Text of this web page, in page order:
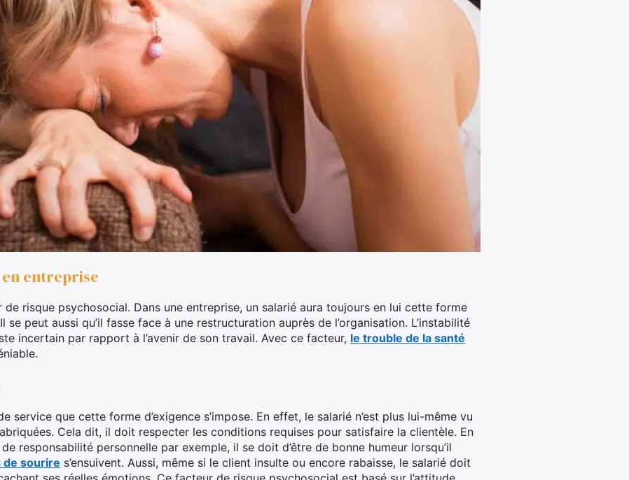
entreprise
de risque psychosocial. Dans une entreprise, un salarié aura toujours en lui cette forme
peut aussi qu’il fasse face à une restructuration auprès de l’organisation. L’instabilité
incertain par rapport à l’avenir de son travail. Avec ce facteur, le trouble de la santé
service que cette forme d’exigence s’impose. En effet, le salarié n’est plus lui-même vu
Cela dit, il doit respecter les conditions requises pour satisfaire la clientèle. En
responsabilité personnelle par exemple, il se doit d’être de bonne humeur lorsqu’il
de sourire s’ensuivent. Aussi, même si le client insulte ou encore rabaisse, le salarié doit